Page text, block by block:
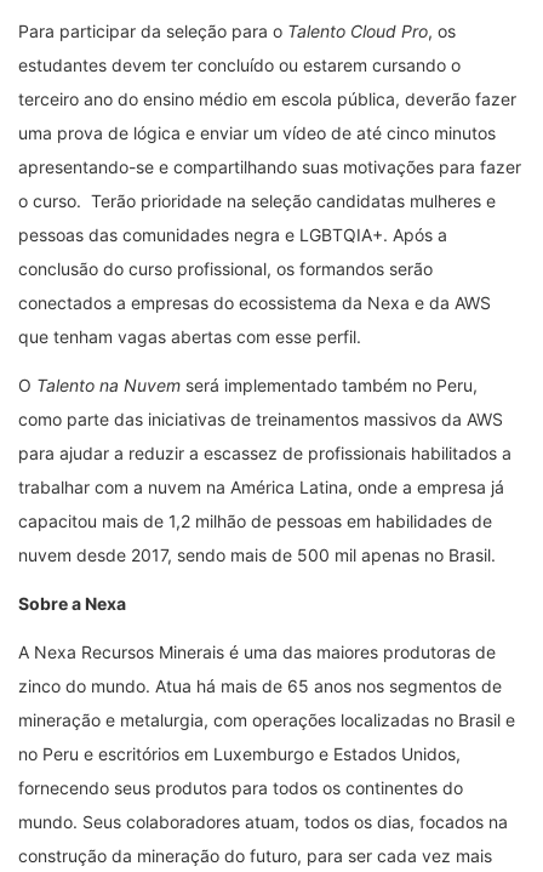
Para participar da seleção para o Talento Cloud Pro, os
estudantes devem ter concluído ou estarem cursando o
terceiro ano do ensino médio em escola pública, deverão fazer
uma prova de lógica e enviar um vídeo de até cinco minutos
apresentando-se e compartilhando suas motivações para fazer
o curso. Terão prioridade na seleção candidatas mulheres e
pessoas das comunidades negra e LGBTQIA+. Após a
conclusão do curso profissional, os formandos serão
conectados a empresas do ecossistema da Nexa e da AWS
que tenham vagas abertas com esse perfil.
O Talento na Nuvem será implementado também no Peru,
como parte das iniciativas de treinamentos massivos da AWS
para ajudar a reduzir a escassez de profissionais habilitados a
trabalhar com a nuvem na América Latina, onde a empresa já
capacitou mais de 1,2 milhão de pessoas em habilidades de
nuvem desde 2017, sendo mais de 500 mil apenas no Brasil.
Sobre a Nexa
A Nexa Recursos Minerais é uma das maiores produtoras de
zinco do mundo. Atua há mais de 65 anos nos segmentos de
mineração e metalurgia, com operações localizadas no Brasil e
no Peru e escritórios em Luxemburgo e Estados Unidos,
fornecendo seus produtos para todos os continentes do
mundo. Seus colaboradores atuam, todos os dias, focados na
construção da mineração do futuro, para ser cada vez mais